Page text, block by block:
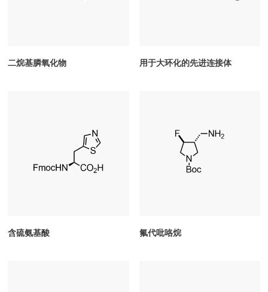
二烷基膦氧化物 用于大环化的先进连接体
含硫氨基酸 氟代吡咯烷